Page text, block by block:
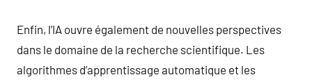
Enfin, l’IA ouvre également de nouvelles perspectives
dans le domaine de la recherche scientifique. Les
algorithmes d’apprentissage automatique et les